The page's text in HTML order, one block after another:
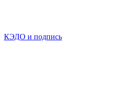
КЭДО и подпись